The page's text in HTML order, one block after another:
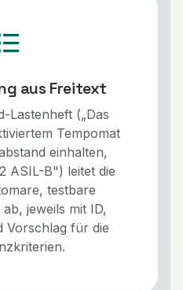
aus Freitext
Lastenheft („Das
Tempomat
einhalten,
ASIL-B") leitet die
testbare
jeweils mit ID,
Vorschlag für die